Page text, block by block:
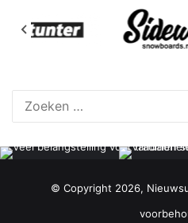
© Copyright 2026,